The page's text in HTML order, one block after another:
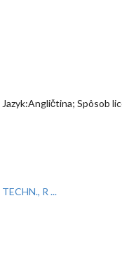
Spôsob
R ...